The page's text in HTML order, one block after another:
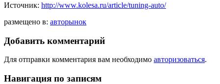
Источник: http://www.kolesa.ru/article/tuning-auto/
размещено в: авторынок
Добавить комментарий
Для отправки комментария вам необходимо авторизоваться.
Навигация по записям